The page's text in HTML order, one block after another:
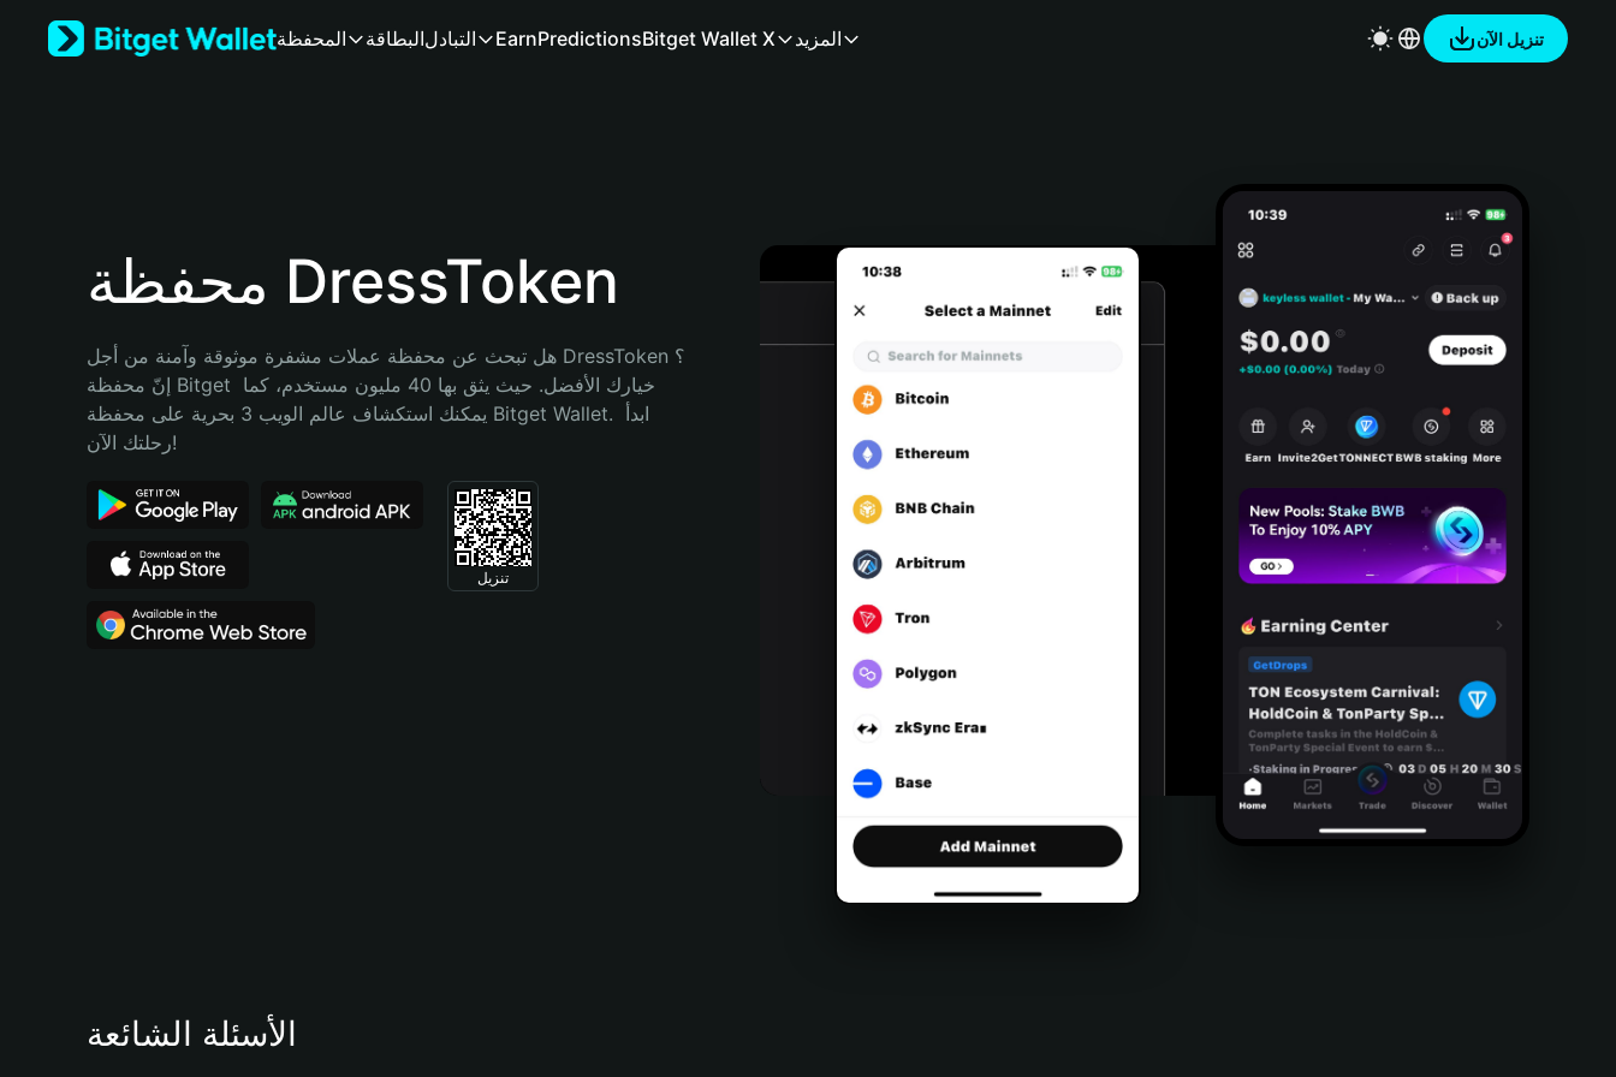
Bahasa Indonesia
Português (Brasil)
المحفظة البطاقةالتبادل EarnPredictionsBitget Wallet X المزيد تنزيل الآن
محفظة DressToken
هل تبحث عن محفظة عملات مشفرة موثوقة وآمنة من أجل DressToken؟
إنّ محفظة Bitget خيارك الأفضل. حيث يثق بها 40 مليون مستخدم، كما
يمكنك استكشاف عالم الويب 3 بحرية على محفظة Bitget Wallet. ابدأ
رحلتك الآن!
تنزيل
الأسئلة الشائعة